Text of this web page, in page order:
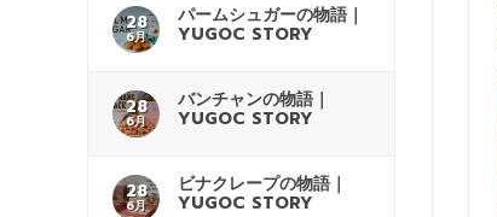
28
6月
パームシュガーの物語｜
YUGOC STORY
28
6月
バンチャンの物語｜
YUGOC STORY
28
6月
ビナクレープの物語｜
YUGOC STORY